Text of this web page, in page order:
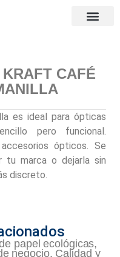
CAFÉ
es ideal para ópticas
pero funcional.
ópticos. Se
tu marca o dejarla sin
discreto.
papel ecológicas,
negocio. Calidad y